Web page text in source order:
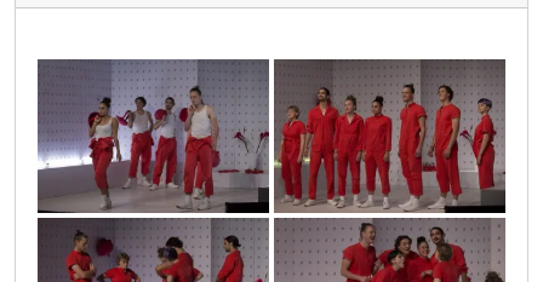
mg_3263_copy mg_3195_copy